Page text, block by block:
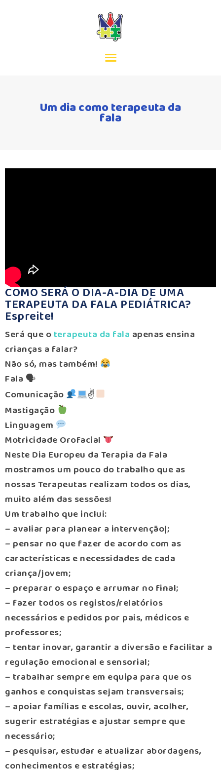
Um dia como terapeuta da
fala
EQUIPA
COMO SERÁ O DIA-A-DIA DE UMA
TERAPEUTA DA FALA PEDIÁTRICA?
Espreite!
Será que o terapeuta da fala apenas ensina
crianças a falar?
Não só, mas também!
Fala 🗣
Comunicação
✌
Mastigação
Linguagem
Motricidade Orofacial
Neste Dia Europeu da Terapia da Fala
mostramos um pouco do trabalho que as
nossas Terapeutas realizam todos os dias,
muito além das sessões!
Um trabalho que inclui:
– avaliar para planear a intervenção|;
– pensar no que fazer de acordo com as
características e necessidades de cada
criança/jovem;
– preparar o espaço e arrumar no final;
– fazer todos os registos/relatórios
necessários e pedidos por pais, médicos e
professores;
– tentar inovar, garantir a diversão e facilitar a
regulação emocional e sensorial;
– trabalhar sempre em equipa para que os
ganhos e conquistas sejam transversais;
– apoiar famílias e escolas, ouvir, acolher,
sugerir estratégias e ajustar sempre que
necessário;
– pesquisar, estudar e atualizar abordagens,
conhecimentos e estratégias;